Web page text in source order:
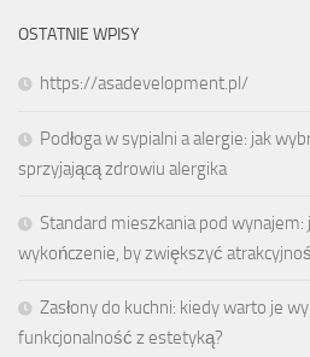
OSTATNIE WPISY
https://asadevelopment.pl/
Podłoga w sypialni a alergie: jak
sprzyjającą zdrowiu alergika
Standard mieszkania pod
wykończenie, by zwiększyć
Zasłony do kuchni: kiedy warto je
funkcjonalność z estetyką?